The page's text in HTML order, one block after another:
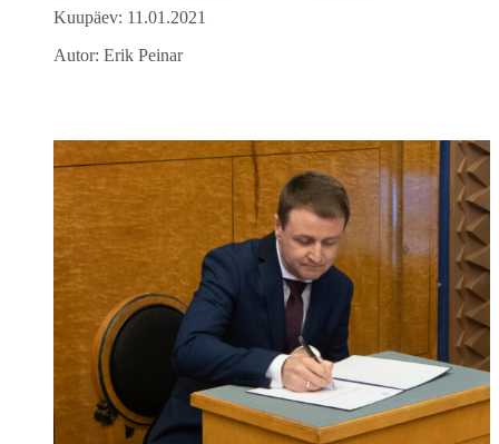
Kuupäev: 11.01.2021
Autor: Erik Peinar